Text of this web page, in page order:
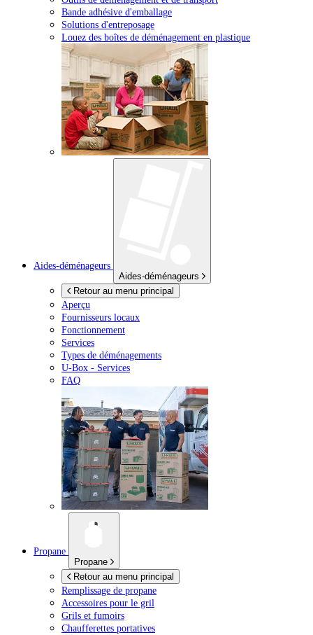
Bande adhésive d'emballage
Solutions d'entreposage
Louez des boîtes de déménagement en plastique
Aides-déménageurs
Aides-déménageurs
Retour au menu principal
Aperçu
Fournisseurs locaux
Fonctionnement
Services
Types de déménagements
U-Box - Services
FAQ
Propane
Propane
Retour au menu principal
Remplissage de propane
Accessoires pour le gril
Grils et fumoirs
Chaufferettes portatives